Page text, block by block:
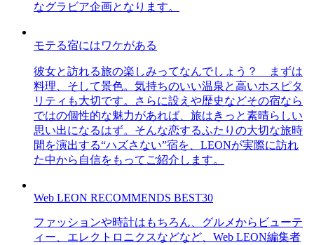
なグラビア企画となります。
モテる宿にはワケがある
彼女と訪れる旅の楽しみってなんでしょう？ まずは
料理、そして景色。気持ちのいい温泉と高いホスピタ
リティも大切です。さらに設えや歴史などその宿なら
ではの個性的な魅力があれば、旅はきっと素晴らしい
思い出になるはず。そんな恋するふたりの大切な旅時
間を演出する“ハズさない”宿を、LEONが実際に訪れ
た中から自信をもってご紹介します。
Web LEON RECOMMENDS BEST30
ファッションや時計はもちろん、グルメからビューテ
ィー、エレクトロニクスなどなど、Web LEON編集者